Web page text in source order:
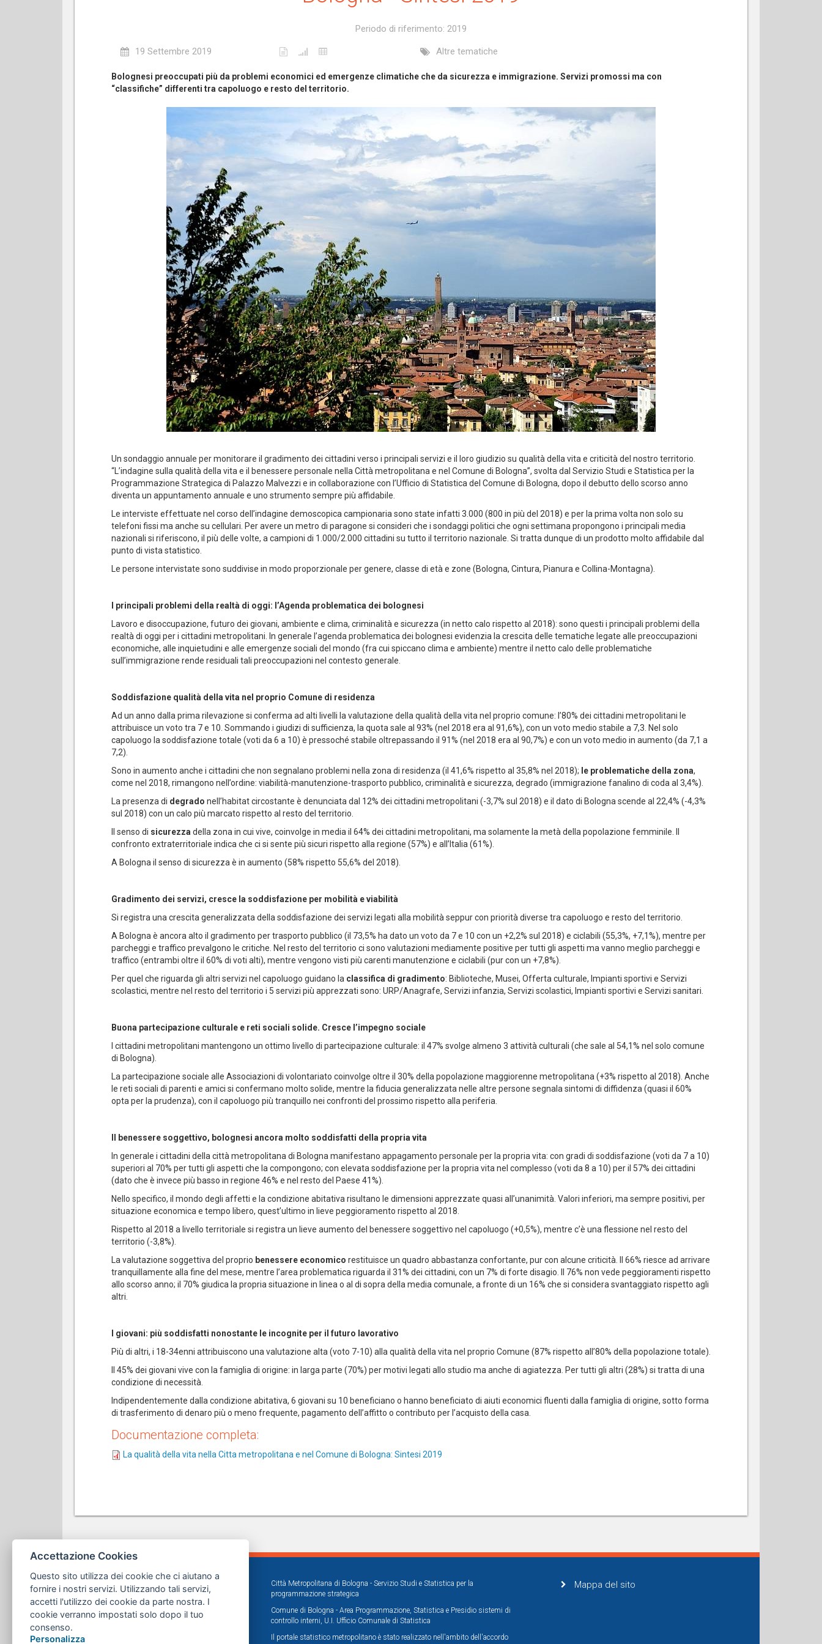
Periodo di riferimento: 2019
19 Settembre 2019 Altre tematiche
Bolognesi preoccupati più da problemi economici ed emergenze climatiche che da sicurezza e immigrazione. Servizi promossi ma con
“classifiche” differenti tra capoluogo e resto del territorio.
Un sondaggio annuale per monitorare il gradimento dei cittadini verso i principali servizi e il loro giudizio su qualità della vita e criticità del nostro territorio.
“L’indagine sulla qualità della vita e il benessere personale nella Città metropolitana e nel Comune di Bologna”, svolta dal Servizio Studi e Statistica per la
Programmazione Strategica di Palazzo Malvezzi e in collaborazione con l’Ufficio di Statistica del Comune di Bologna, dopo il debutto dello scorso anno
diventa un appuntamento annuale e uno strumento sempre più affidabile.
Le interviste effettuate nel corso dell’indagine demoscopica campionaria sono state infatti 3.000 (800 in più del 2018) e per la prima volta non solo su
telefoni fissi ma anche su cellulari. Per avere un metro di paragone si consideri che i sondaggi politici che ogni settimana propongono i principali media
nazionali si riferiscono, il più delle volte, a campioni di 1.000/2.000 cittadini su tutto il territorio nazionale. Si tratta dunque di un prodotto molto affidabile dal
punto di vista statistico.
Le persone intervistate sono suddivise in modo proporzionale per genere, classe di età e zone (Bologna, Cintura, Pianura e Collina-Montagna).
I principali problemi della realtà di oggi: l’Agenda problematica dei bolognesi
Lavoro e disoccupazione, futuro dei giovani, ambiente e clima, criminalità e sicurezza (in netto calo rispetto al 2018): sono questi i principali problemi della
realtà di oggi per i cittadini metropolitani. In generale l’agenda problematica dei bolognesi evidenzia la crescita delle tematiche legate alle preoccupazioni
economiche, alle inquietudini e alle emergenze sociali del mondo (fra cui spiccano clima e ambiente) mentre il netto calo delle problematiche
sull’immigrazione rende residuali tali preoccupazioni nel contesto generale.
Soddisfazione qualità della vita nel proprio Comune di residenza
Ad un anno dalla prima rilevazione si conferma ad alti livelli la valutazione della qualità della vita nel proprio comune: l’80% dei cittadini metropolitani le
attribuisce un voto tra 7 e 10. Sommando i giudizi di sufficienza, la quota sale al 93% (nel 2018 era al 91,6%), con un voto medio stabile a 7,3. Nel solo
capoluogo la soddisfazione totale (voti da 6 a 10) è pressoché stabile oltrepassando il 91% (nel 2018 era al 90,7%) e con un voto medio in aumento (da 7,1 a
7,2).
Sono in aumento anche i cittadini che non segnalano problemi nella zona di residenza (il 41,6% rispetto al 35,8% nel 2018); le problematiche della zona,
come nel 2018, rimangono nell’ordine: viabilità-manutenzione-trasporto pubblico, criminalità e sicurezza, degrado (immigrazione fanalino di coda al 3,4%).
La presenza di degrado nell’habitat circostante è denunciata dal 12% dei cittadini metropolitani (-3,7% sul 2018) e il dato di Bologna scende al 22,4% (-4,3%
sul 2018) con un calo più marcato rispetto al resto del territorio.
Il senso di sicurezza della zona in cui vive, coinvolge in media il 64% dei cittadini metropolitani, ma solamente la metà della popolazione femminile. Il
confronto extraterritoriale indica che ci si sente più sicuri rispetto alla regione (57%) e all’Italia (61%).
A Bologna il senso di sicurezza è in aumento (58% rispetto 55,6% del 2018).
Gradimento dei servizi, cresce la soddisfazione per mobilità e viabilità
Si registra una crescita generalizzata della soddisfazione dei servizi legati alla mobilità seppur con priorità diverse tra capoluogo e resto del territorio.
A Bologna è ancora alto il gradimento per trasporto pubblico (il 73,5% ha dato un voto da 7 e 10 con un +2,2% sul 2018) e ciclabili (55,3%, +7,1%), mentre per
parcheggi e traffico prevalgono le critiche. Nel resto del territorio ci sono valutazioni mediamente positive per tutti gli aspetti ma vanno meglio parcheggi e
traffico (entrambi oltre il 60% di voti alti), mentre vengono visti più carenti manutenzione e ciclabili (pur con un +7,8%).
Per quel che riguarda gli altri servizi nel capoluogo guidano la classifica di gradimento: Biblioteche, Musei, Offerta culturale, Impianti sportivi e Servizi
scolastici, mentre nel resto del territorio i 5 servizi più apprezzati sono: URP/Anagrafe, Servizi infanzia, Servizi scolastici, Impianti sportivi e Servizi sanitari.
Buona partecipazione culturale e reti sociali solide. Cresce l’impegno sociale
I cittadini metropolitani mantengono un ottimo livello di partecipazione culturale: il 47% svolge almeno 3 attività culturali (che sale al 54,1% nel solo comune
di Bologna).
La partecipazione sociale alle Associazioni di volontariato coinvolge oltre il 30% della popolazione maggiorenne metropolitana (+3% rispetto al 2018). Anche
le reti sociali di parenti e amici si confermano molto solide, mentre la fiducia generalizzata nelle altre persone segnala sintomi di diffidenza (quasi il 60%
opta per la prudenza), con il capoluogo più tranquillo nei confronti del prossimo rispetto alla periferia.
Il benessere soggettivo, bolognesi ancora molto soddisfatti della propria vita
In generale i cittadini della città metropolitana di Bologna manifestano appagamento personale per la propria vita: con gradi di soddisfazione (voti da 7 a 10)
superiori al 70% per tutti gli aspetti che la compongono; con elevata soddisfazione per la propria vita nel complesso (voti da 8 a 10) per il 57% dei cittadini
(dato che è invece più basso in regione 46% e nel resto del Paese 41%).
Nello specifico, il mondo degli affetti e la condizione abitativa risultano le dimensioni apprezzate quasi all’unanimità. Valori inferiori, ma sempre positivi, per
situazione economica e tempo libero, quest’ultimo in lieve peggioramento rispetto al 2018.
Rispetto al 2018 a livello territoriale si registra un lieve aumento del benessere soggettivo nel capoluogo (+0,5%), mentre c’è una flessione nel resto del
territorio (-3,8%).
La valutazione soggettiva del proprio benessere economico restituisce un quadro abbastanza confortante, pur con alcune criticità. Il 66% riesce ad arrivare
tranquillamente alla fine del mese, mentre l’area problematica riguarda il 31% dei cittadini, con un 7% di forte disagio. ll 76% non vede peggioramenti rispetto
allo scorso anno; il 70% giudica la propria situazione in linea o al di sopra della media comunale, a fronte di un 16% che si considera svantaggiato rispetto agli
altri.
I giovani: più soddisfatti nonostante le incognite per il futuro lavorativo
Più di altri, i 18-34enni attribuiscono una valutazione alta (voto 7-10) alla qualità della vita nel proprio Comune (87% rispetto all’80% della popolazione totale).
Il 45% dei giovani vive con la famiglia di origine: in larga parte (70%) per motivi legati allo studio ma anche di agiatezza. Per tutti gli altri (28%) si tratta di una
condizione di necessità.
Indipendentemente dalla condizione abitativa, 6 giovani su 10 beneficiano o hanno beneficiato di aiuti economici fluenti dalla famiglia di origine, sotto forma
di trasferimento di denaro più o meno frequente, pagamento dell’affitto o contributo per l’acquisto della casa.
Documentazione completa:
La qualità della vita nella Citta metropolitana e nel Comune di Bologna: Sintesi 2019
Città Metropolitana di Bologna - Servizio Studi e Statistica per la
programmazione strategica
Comune di Bologna - Area Programmazione, Statistica e Presidio sistemi di
controllo interni, U.I. Ufficio Comunale di Statistica
Il portale statistico metropolitano è stato realizzato nell'ambito dell'accordo
Mappa del sito
Accettazione Cookies
Questo sito utilizza dei cookie che ci aiutano a
fornire i nostri servizi. Utilizzando tali servizi,
accetti l'utilizzo dei cookie da parte nostra. I
cookie verranno impostati solo dopo il tuo
consenso.
Personalizza